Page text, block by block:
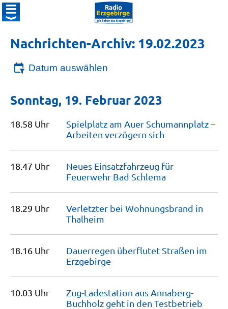
Nachrichten-Archiv: 19.02.2023
Datum auswählen
Sonntag, 19. Februar 2023
18.58 Uhr
Spielplatz am Auer Schumannplatz –
Arbeiten verzögern sich
18.47 Uhr
Neues Einsatzfahrzeug für
Feuerwehr Bad Schlema
18.29 Uhr
Verletzter bei Wohnungsbrand in
Thalheim
18.16 Uhr
Dauerregen überflutet Straßen im
Erzgebirge
10.03 Uhr
Zug-Ladestation aus Annaberg-
Buchholz geht in den Testbetrieb